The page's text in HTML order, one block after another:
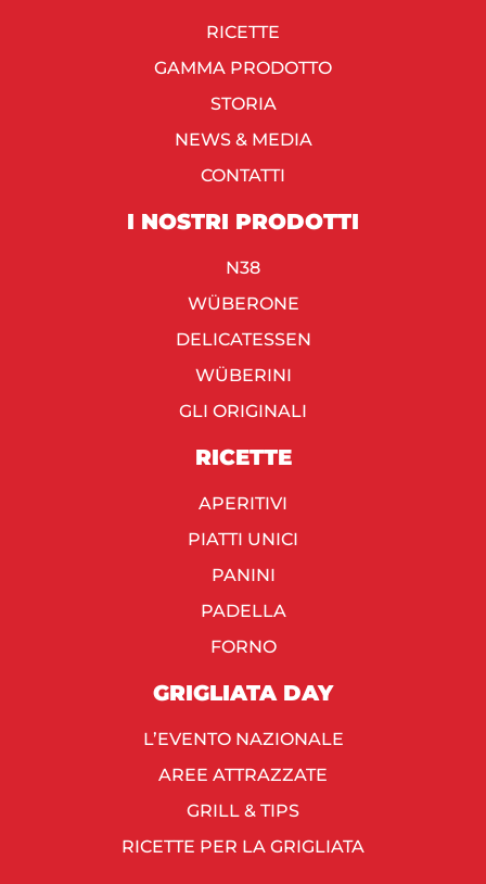
RICETTE
GAMMA PRODOTTO
STORIA
NEWS & MEDIA
CONTATTI
I NOSTRI PRODOTTI
N38
WÜBERONE
DELICATESSEN
WÜBERINI
GLI ORIGINALI
RICETTE
APERITIVI
PIATTI UNICI
PANINI
PADELLA
FORNO
GRIGLIATA DAY
L’EVENTO NAZIONALE
AREE ATTRAZZATE
GRILL & TIPS
RICETTE PER LA GRIGLIATA